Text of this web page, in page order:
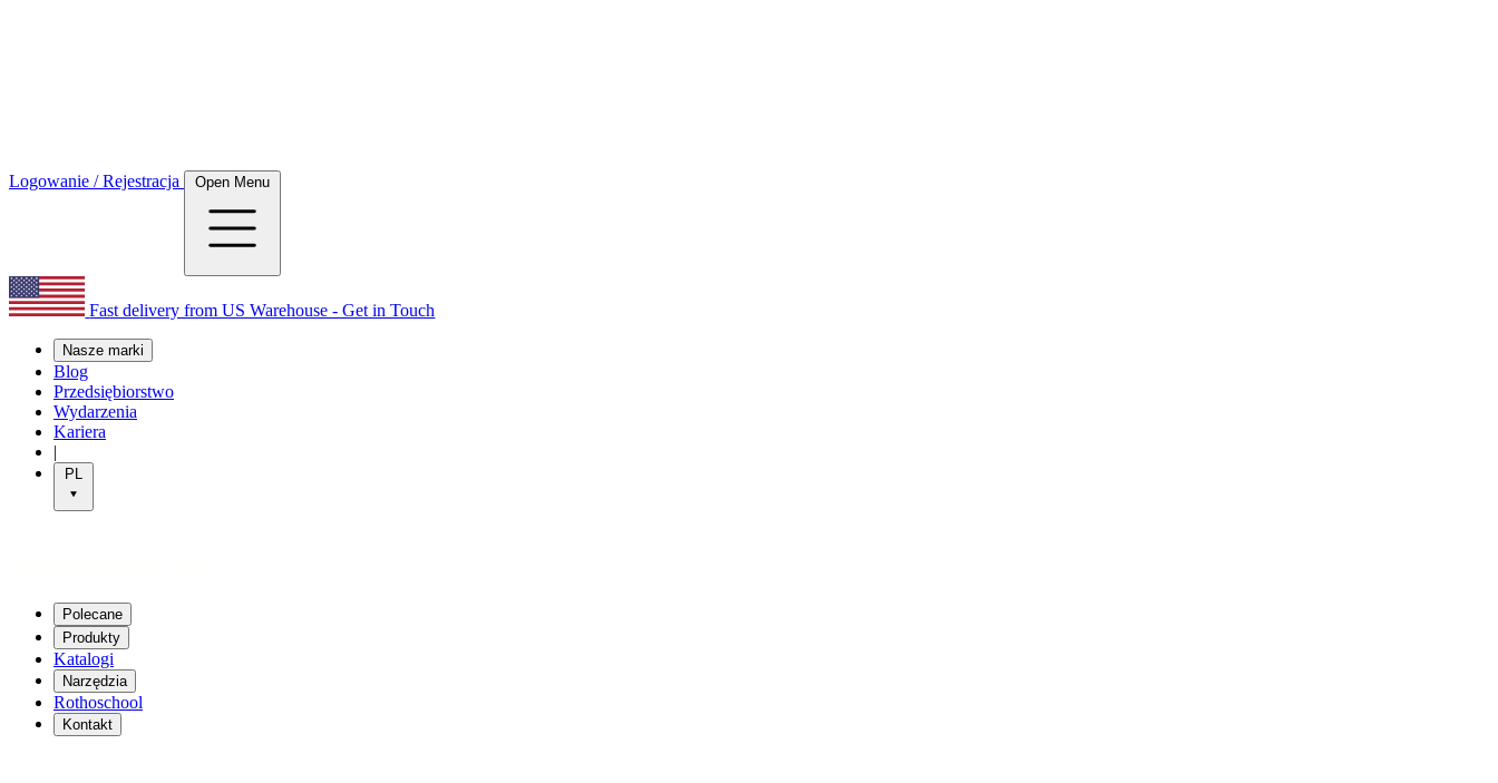
Logowanie / Rejestracja Open Menu
Fast delivery from US Warehouse - Get in Touch
Nasze marki
Blog
Przedsiębiorstwo
Wydarzenia
Kariera
|
PL
Polecane
Produkty
Katalogi
Narzędzia
Rothoschool
Kontakt